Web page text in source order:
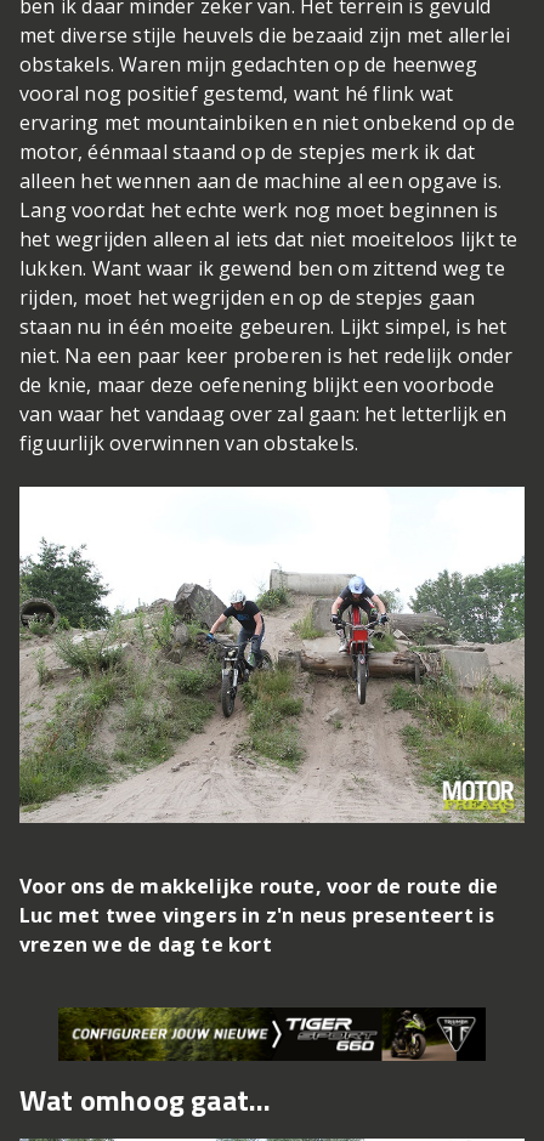
ben ik daar minder zeker van. Het terrein is gevuld
met diverse stijle heuvels die bezaaid zijn met allerlei
obstakels. Waren mijn gedachten op de heenweg
vooral nog positief gestemd, want hé flink wat
ervaring met mountainbiken en niet onbekend op de
motor, éénmaal staand op de stepjes merk ik dat
alleen het wennen aan de machine al een opgave is.
Lang voordat het echte werk nog moet beginnen is
het wegrijden alleen al iets dat niet moeiteloos lijkt te
lukken. Want waar ik gewend ben om zittend weg te
rijden, moet het wegrijden en op de stepjes gaan
staan nu in één moeite gebeuren. Lijkt simpel, is het
niet. Na een paar keer proberen is het redelijk onder
de knie, maar deze oefenening blijkt een voorbode
van waar het vandaag over zal gaan: het letterlijk en
figuurlijk overwinnen van obstakels.
Voor ons de makkelijke route, voor de route die
Luc met twee vingers in z'n neus presenteert is
vrezen we de dag te kort
Wat omhoog gaat...